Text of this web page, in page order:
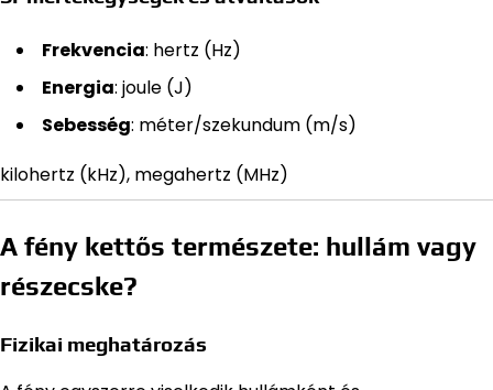
Frekvencia: hertz (Hz)
Energia: joule (J)
Sebesség: méter/szekundum (m/s)
kilohertz (kHz), megahertz (MHz)
A fény kettős természete: hullám vagy
részecske?
Fizikai meghatározás